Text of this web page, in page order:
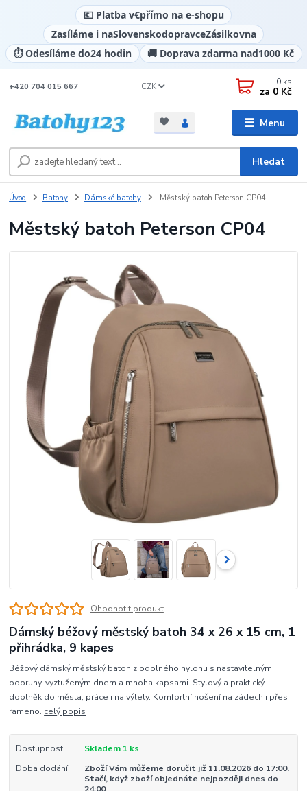
💶 Platba v€přímo na e-shopu
Zasíláme i naSlovenskodopravceZásilkovna
⏱️ Odesíláme do24 hodin 🚚 Doprava zdarma nad1000 Kč
Menu
CZK
Hledat
+420 704 015 667 0 ks
za 0 Kč
Úvod Batohy Dámské batohy Městský batoh Peterson CP04
Městský batoh Peterson CP04
Ohodnotit produkt
Dámský béžový městský batoh 34 x 26 x 15 cm, 1
přihrádka, 9 kapes
Béžový dámský městský batoh z odolného nylonu s nastavitelnými
popruhy, vyztuženým dnem a mnoha kapsami. Stylový a praktický
doplněk do města, práce i na výlety. Komfortní nošení na zádech i přes
rameno. celý popis
Dostupnost
Skladem 1 ks
Doba dodání
Zboží Vám můžeme doručit již 11.08.2026 do 17:00.
Stačí, když zboží objednáte nejpozději dnes do
24:00